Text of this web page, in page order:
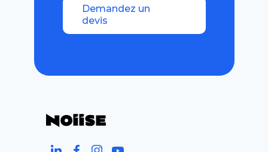
Demandez un
devis